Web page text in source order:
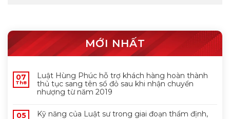
MỚI NHẤT
07
Th8
Luật Hùng Phúc hỗ trợ khách hàng hoàn thành
thủ tục sang tên sổ đỏ sau khi nhận chuyển
nhượng từ năm 2019
05
Kỹ năng của Luật sư trong giai đoạn thẩm định,